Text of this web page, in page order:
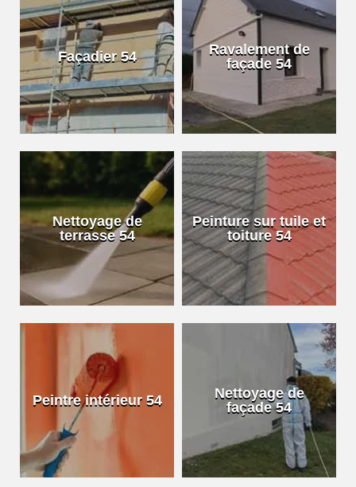
Façadier 54
Ravalement de
façade 54
Nettoyage de
terrasse 54
Peinture sur tuile et
toiture 54
Peintre intérieur 54
Nettoyage de
façade 54